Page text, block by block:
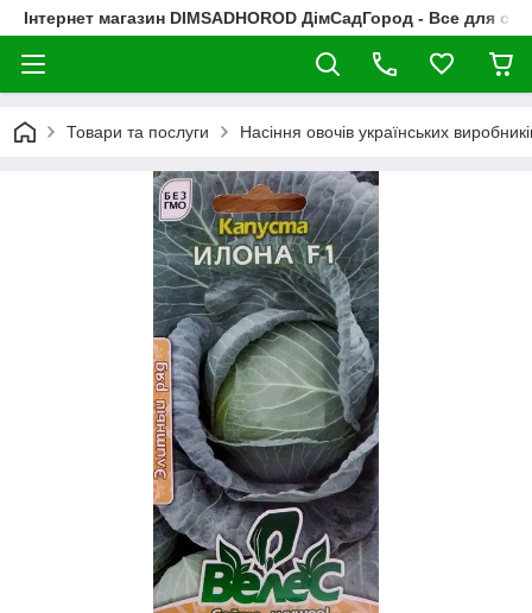
Інтернет магазин DIMSADHOROD ДімСадГород - Все для
Товари та послуги Насіння овочів українських